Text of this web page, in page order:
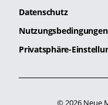
Datenschutz
Nutzungsbedingungen
Privatsphäre-